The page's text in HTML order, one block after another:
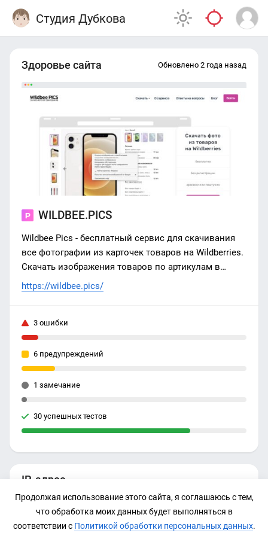
Студия Дубкова
IP-адрес
104.21.55.247
Здоровье сайта Обновлено 2 года назад
WILDBEE.PICS
Wildbee Pics - бесплатный сервис для скачивания
все фотографии из карточек товаров на Wildberries.
Скачать изображения товаров по артикулам в
хорошем качестве. Бесплатно, без регистрации, по
https://wildbee.pics/
3 ошибки
6 предупреждений
1 замечание
30 успешных тестов
Продолжая использование этого сайта, я соглашаюсь с тем,
что обработка моих данных будет выполняться в
соответствии с Политикой обработки персональных данных.